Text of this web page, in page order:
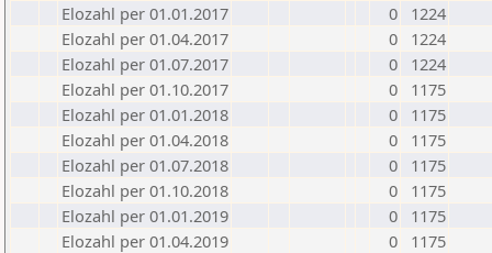
Elozahl per 01.01.2017
0
1224
Elozahl per 01.04.2017
0
1224
Elozahl per 01.07.2017
0
1224
Elozahl per 01.10.2017
0
1175
Elozahl per 01.01.2018
0
1175
Elozahl per 01.04.2018
0
1175
Elozahl per 01.07.2018
0
1175
Elozahl per 01.10.2018
0
1175
Elozahl per 01.01.2019
0
1175
Elozahl per 01.04.2019
0
1175